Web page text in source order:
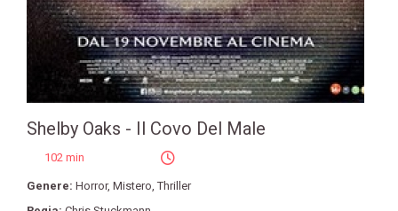
Shelby Oaks - Il Covo Del Male
102 min
Genere: Horror, Mistero,Thriller